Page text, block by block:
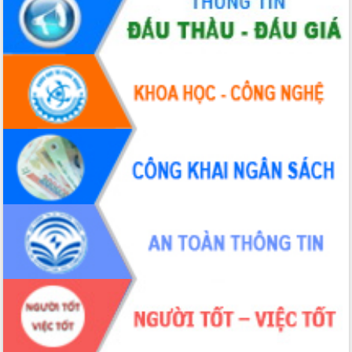
Đắk Lắk”
Tăng cường giám sát, đôn đốc thực
hiện nhiệm vụ quản lý tài sản công
hàng tuần
Tháo gỡ những vướng mắc, đẩy mạnh
công tác cải cách thủ tục hành chính
tại Trung tâm Phục vụ hành chính
công tỉnh
Đắk Lắk: Tôn vinh 46 giải pháp tại Hội
thi Sáng tạo Kỹ thuật 2024 - 2025
Đắk Lắk rà soát, điều chỉnh Đề án 190
về phát triển nuôi trồng thủy sản
Phó Chủ tịch UBND tỉnh Đắk Lắk
Trương Công Thái kiểm tra thực địa
Dự án cao tốc Khánh Hòa - Buôn Ma
Thuột
Định vị cà phê Việt Nam như một “di
sản sống” trong dòng chảy toàn cầu
Xây dựng nông thôn mới: Nâng cao đời
sống người dân từ những mô hình thiết